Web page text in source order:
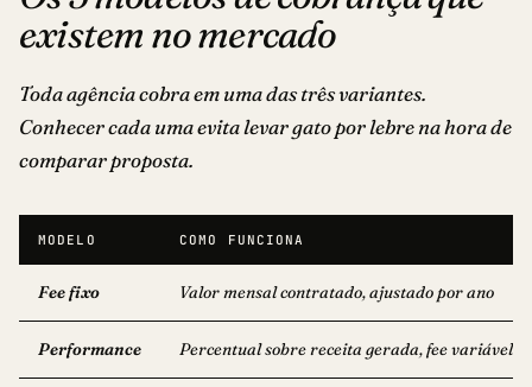
existem no mercado
Toda agência cobra em uma das três variantes.
Conhecer cada uma evita levar gato por lebre na hora de
comparar proposta.
MODELO COMO FUNCIONA
Fee fixo Valor mensal contratado, ajustado por ano
Performance Percentual sobre receita gerada, fee variável